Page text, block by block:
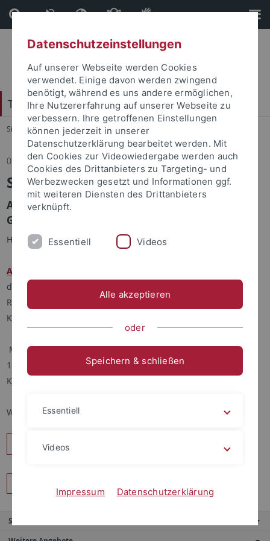
Direkt
zum
Inhalt
Direkt
zur
Fußleiste
Tübingen Center for Digital Education
Sie sind hier: Startseite ... Aktuelles
08.05.2026
Studium Generale
Andreas Lachner spricht im Rahmen des Studium
Generale.
Herzliche Einladung an alle Tübinger:innen!
Andreas Lachner
der
Eberhard Karls Universität Tübingen
Ringvorlesung „KI – Ökonomische und gesellschaftliche
Konsequenzen".
Montag, 12. Mai
18 Uhr c.t.
Kupferbau, Hörsaal 21
Wir freuen uns auf einen spannenden Abend – seid dabei!
Teilen
Service
Datenschutzeinstellungen
Auf unserer Webseite werden Cookies
verwendet. Einige davon werden zwingend
benötigt, während es uns andere ermöglichen,
Ihre Nutzererfahrung auf unserer Webseite zu
verbessern. Ihre getroffenen Einstellungen
können jederzeit in unserer
Datenschutzerklärung bearbeitet werden. Mit
den Cookies zur Videowiedergabe werden auch
Cookies des Drittanbieters zu Targeting- und
Werbezwecken gesetzt und Informationen ggf.
mit weiteren Diensten des Drittanbieters
verknüpft.
Essentiell Videos
Alle akzeptieren
oder
Speichern & schließen
Essentiell
Videos
Impressum Datenschutzerklärung